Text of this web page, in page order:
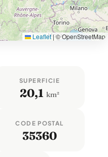
Leaflet |© OpenStreetMap
SUPERFICIE
20,1 km²
CODE POSTAL
35360